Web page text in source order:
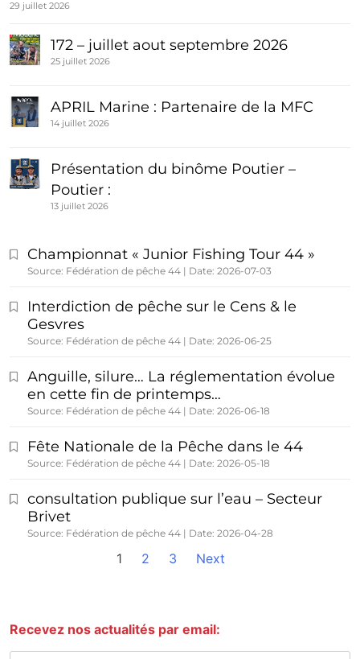
29 juillet 2026
172 – juillet aout septembre 2026
25 juillet 2026
APRIL Marine : Partenaire de la MFC
14 juillet 2026
Présentation du binôme Poutier –
Poutier :
13 juillet 2026
Championnat « Junior Fishing Tour 44 »
Source: Fédération de pêche 44 Date: 2026-07-03
Interdiction de pêche sur le Cens & le
Gesvres
Source: Fédération de pêche 44 Date: 2026-06-25
Anguille, silure… La réglementation évolue
en cette fin de printemps…
Source: Fédération de pêche 44 Date: 2026-06-18
Fête Nationale de la Pêche dans le 44
Source: Fédération de pêche 44 Date: 2026-05-18
consultation publique sur l’eau – Secteur
Brivet
Source: Fédération de pêche 44 Date: 2026-04-28
1 2 3 Next
Recevez nos actualités par email: